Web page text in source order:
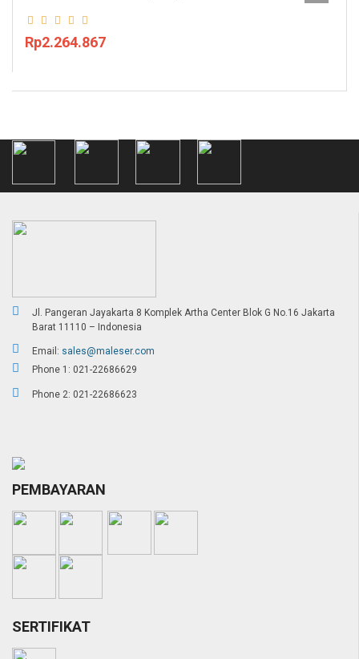
Rp2.264.867
Jl. Pangeran Jayakarta 8 Komplek Artha Center Blok G No.16 Jakarta
Barat 11110 – Indonesia
Email: sales@maleser.com
Phone 1: 021-22686629
Phone 2: 021-22686623
PEMBAYARAN
SERTIFIKAT